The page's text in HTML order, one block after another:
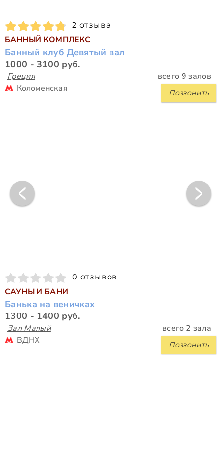
2 отзыва
БАННЫЙ КОМПЛЕКС
Банный клуб Девятый вал
1000 - 3100 руб.
Греция всего 9 залов
Позвонить
Коломенская
0 отзывов
САУНЫ И БАНИ
Банька на веничках
1300 - 1400 руб.
Зал Малый всего 2 зала
Позвонить
ВДНХ